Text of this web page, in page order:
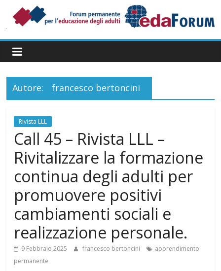
contenuto
Permanente
per
Adulti
Autore: francesco bertoncini
Rivista LLL
Call 45 – Rivista LLL –
Rivitalizzare la formazione
continua degli adulti per
promuovere positivi
cambiamenti sociali e
realizzazione personale.
9 Febbraio 2025 francesco bertoncini
apprendimento
permanente